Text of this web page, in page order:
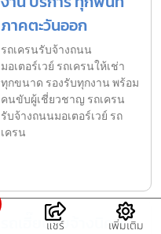
ภาคตะวันออก
รถเครนรับจ้างถนน
มอเตอร์เวย์ รถเครนให้เช่า
ทุกขนาด รองรับทุกงาน พร้อม
คนขับผู้เชี่ยวชาญ รถเครน
รับจ้างถนนมอเตอร์เวย์ รถ
เครน
รถเฮี๊ยบรับจ้างนิคม
แชร์ เพิ่มเติม